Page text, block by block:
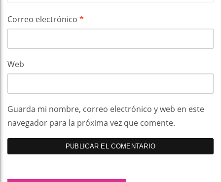
Correo electrónico *
Web
Guarda mi nombre, correo electrónico y web en este
navegador para la próxima vez que comente.